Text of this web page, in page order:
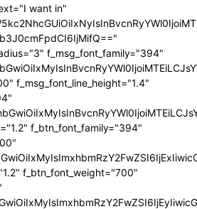
want in"
f_msg_font_family="394"
f_msg_font_line_height="1.4"
f_btn_font_family="394"
f_btn_font_weight="700"